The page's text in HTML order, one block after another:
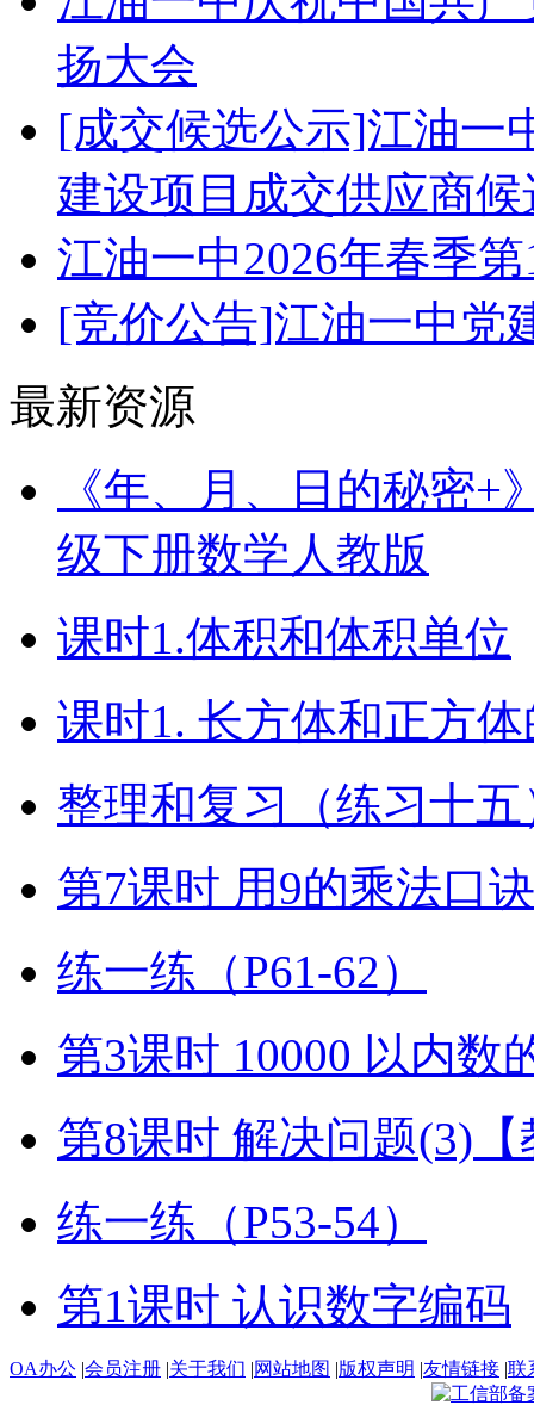
扬大会
[成交候选公示]江油一
建设项目成交供应商
江油一中2026年春季
[竞价公告]江油一中党
最新资源
《年、月、日的秘密+
级下册数学人教版
课时1.体积和体积单位
课时1. 长方体和正方
整理和复习（练习十五
第7课时 用9的乘法口
练一练（P61-62）
第3课时 10000 以内数
第8课时 解决问题(3)
练一练（P53-54）
第1课时 认识数字编码
OA办公 |会员注册 |关于我们 |网站地图 |版权声明 |友情链接 |联